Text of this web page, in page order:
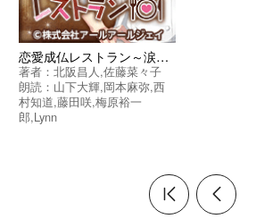
恋愛成仏レストラン～涙に効く魔法のレシピ～ 特別版『エピソード０「ゼロ」』
著者： 北阪昌人,佐藤菜々子
朗読： 山下大輝,岡本麻弥,西
村知道,藤田咲,梅原裕一
郎,Lynn